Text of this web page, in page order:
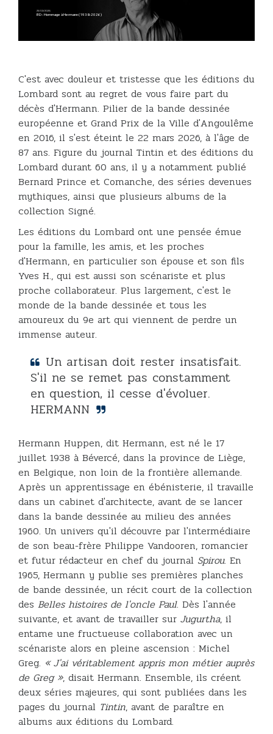
25/03/2026
BD : Hommage à Hermann (1938-2026)
C'est avec douleur et tristesse que les éditions du
Lombard sont au regret de vous faire part du
décès d'Hermann. Pilier de la bande dessinée
européenne et Grand Prix de la Ville d'Angoulême
en 2016, il s'est éteint le 22 mars 2026, à l'âge de
87 ans. Figure du journal Tintin et des éditions du
Lombard durant 60 ans, il y a notamment publié
Bernard Prince et Comanche, des séries devenues
mythiques, ainsi que plusieurs albums de la
collection Signé.
Les éditions du Lombard ont une pensée émue
pour la famille, les amis, et les proches
d'Hermann, en particulier son épouse et son fils
Yves H., qui est aussi son scénariste et plus
proche collaborateur. Plus largement, c'est le
monde de la bande dessinée et tous les
amoureux du 9e art qui viennent de perdre un
immense auteur.
Un artisan doit rester insatisfait.
S'il ne se remet pas constamment
en question, il cesse d'évoluer.
HERMANN
Hermann Huppen, dit Hermann, est né le 17
juillet 1938 à Bévercé, dans la province de Liège,
en Belgique, non loin de la frontière allemande.
Après un apprentissage en ébénisterie, il travaille
dans un cabinet d'architecte, avant de se lancer
dans la bande dessinée au milieu des années
1960. Un univers qu'il découvre par l'intermédiaire
de son beau-frère Philippe Vandooren, romancier
et futur rédacteur en chef du journal Spirou. En
1965, Hermann y publie ses premières planches
de bande dessinée, un récit court de la collection
des Belles histoires de l'oncle Paul. Dès l'année
suivante, et avant de travailler sur Jugurtha, il
entame une fructueuse collaboration avec un
scénariste alors en pleine ascension : Michel
Greg. « J'ai véritablement appris mon métier auprès
de Greg », disait Hermann. Ensemble, ils créent
deux séries majeures, qui sont publiées dans les
pages du journal Tintin, avant de paraître en
albums aux éditions du Lombard.